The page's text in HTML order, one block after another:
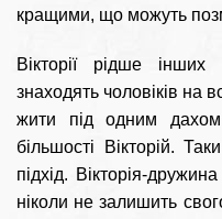
кращими, що можуть
Вікторії рідше
знаходять чоловіків на
жити під одним
більшості Вікторій.
підхід. Вікторія-
ніколи не залишить